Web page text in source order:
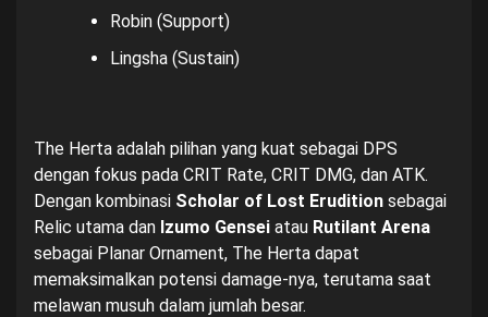
Robin (Support)
Lingsha (Sustain)
The Herta adalah pilihan yang kuat sebagai DPS
dengan fokus pada CRIT Rate, CRIT DMG, dan ATK.
Dengan kombinasi Scholar of Lost Erudition sebagai
Relic utama dan Izumo Gensei atau Rutilant Arena
sebagai Planar Ornament, The Herta dapat
memaksimalkan potensi damage-nya, terutama saat
melawan musuh dalam jumlah besar.